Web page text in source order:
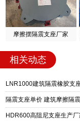
摩擦摆隔震支座厂家
相关动态